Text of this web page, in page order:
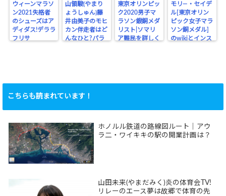
ウィーンマラソ
ン2021失格者
のシューズはア
ディダス!デララ
フリサ
山領駿(やまり
ょうしゅん)藤
井由美子のモヒ
カン伴走者はど
んなひと?パラ
東京オリンピッ
ク2020男子マ
ラソン銀銅メダ
リスト|ソマリ
ア難民を詳しく
モリ―・セイデ
ル[東京オリン
ピック女子マラ
ソン銅メダル]
のwikiとインス
こちらも読まれています！
ホノルル鉄道の路線図ルート｜アウ
ラ二・ワイキキの駅の開業計画は？
山田未来(やまだみく)炎の体育会TV!
リレーのエース夢は故郷で体育の先